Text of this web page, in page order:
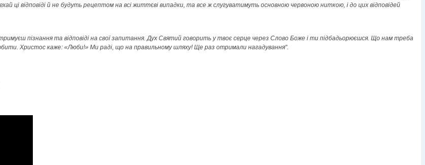
ці відповіді й не будуть рецептом на всі життєві випадки, та все ж слугуватимуть основною червоною ниткою, і до цих відповідей
пізнання та відповіді на свої запитання. Дух Святий говорить у твоє серце через Слово Боже і ти підбадьорюєшся. Що нам треба
Христос каже: «Люби!» Ми раді, що на правильному шляху! Ще раз отримали нагадування".